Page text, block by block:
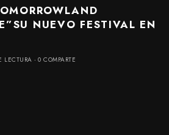
NUEVO FESTIVAL EN
LECTURA 0 COMPARTE